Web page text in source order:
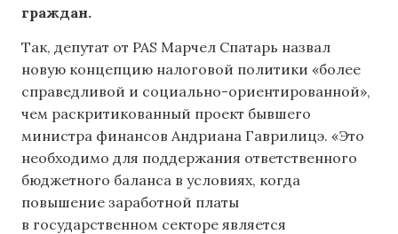
граждан.
Так, депутат от PAS Марчел Спатарь назвал
новую концепцию налоговой политики «более
справедливой и социально-ориентированной»,
чем раскритикованный проект бывшего
министра финансов Андриана Гаврилицэ. «Это
необходимо для поддержания ответственного
бюджетного баланса в условиях, когда
повышение заработной платы
в государственном секторе является